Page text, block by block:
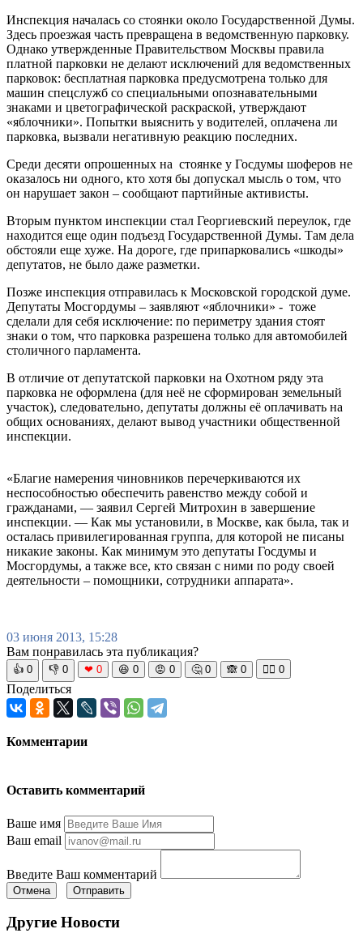
Инспекция началась со стоянки около Государственной Думы.
Здесь проезжая часть превращена в ведомственную парковку.
Однако утвержденные Правительством Москвы правила
платной парковки не делают исключений для ведомственных
парковок: бесплатная парковка предусмотрена только для
машин спецслужб со специальными опознавательными
знаками и цветографической раскраской, утверждают
«яблочники». Попытки выяснить у водителей, оплачена ли
парковка, вызвали негативную реакцию последних.
Среди десяти опрошенных на стоянке у Госдумы шоферов не
оказалось ни одного, кто хотя бы допускал мысль о том, что
он нарушает закон – сообщают партийные активисты.
Вторым пунктом инспекции стал Георгиевский переулок, где
находится еще один подъезд Государственной Думы. Там дела
обстояли еще хуже. На дороге, где припарковались «шкоды»
депутатов, не было даже разметки.
Позже инспекция отправилась к Московской городской думе.
Депутаты Мосгордумы – заявляют «яблочники» - тоже
сделали для себя исключение: по периметру здания стоят
знаки о том, что парковка разрешена только для автомобилей
столичного парламента.
В отличие от депутатской парковки на Охотном ряду эта
парковка не оформлена (для неё не сформирован земельный
участок), следовательно, депутаты должны её оплачивать на
общих основаниях, делают вывод участники общественной
инспекции.
«Благие намерения чиновников перечеркиваются их
неспособностью обеспечить равенство между собой и
гражданами, — заявил Сергей Митрохин в завершение
инспекции. — Как мы установили, в Москве, как была, так и
осталась привилегированная группа, для которой не писаны
никакие законы. Как минимум это депутаты Госдумы и
Мосгордумы, а также все, кто связан с ними по роду своей
деятельности – помощники, сотрудники аппарата».
03 июня 2013, 15:28
Вам понравилась эта публикация?
👍 0 👎 0 ❤ 0 😆 0 😡 0 🤔 0 🙈 0 🧘‍♀️ 0
Поделиться
Комментарии
Оставить комментарий
Ваше имя
Ваш email
Введите Ваш комментарий
Отмена Отправить
Другие Новости